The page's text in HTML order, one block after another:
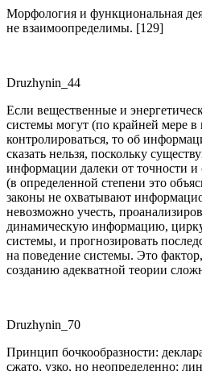
Морфология и функциональная
не взаимоопределимы. [129]
Druzhynin_44
Если вещественные и
системы могут (по крайней мере в
контролироваться, то об
сказать нельзя, поскольку
информации далеки от точности и
(в определенной степени это
законы не охватывают
невозможно учесть,
динамическую информацию,
системы, и прогнозировать
на поведение системы. Это
созданию адекватной теории
Druzhynin_70
Принцип бочкообразности:
сжато, узко, но неопределенно;